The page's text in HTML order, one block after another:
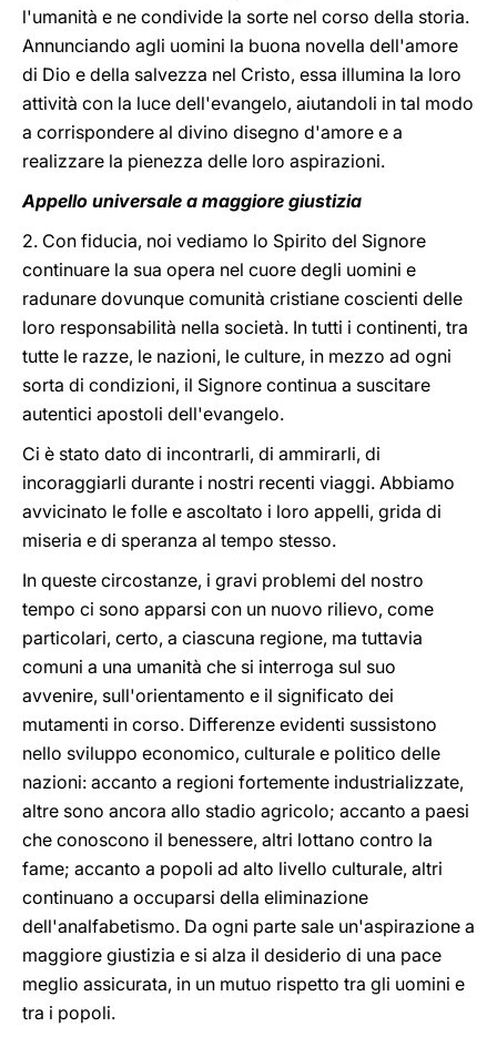
l'umanità e ne condivide la sorte nel corso della storia.
Annunciando agli uomini la buona novella dell'amore
di Dio e della salvezza nel Cristo, essa illumina la loro
attività con la luce dell'evangelo, aiutandoli in tal modo
a corrispondere al divino disegno d'amore e a
realizzare la pienezza delle loro aspirazioni.
Appello universale a maggiore giustizia
2. Con fiducia, noi vediamo lo Spirito del Signore
continuare la sua opera nel cuore degli uomini e
radunare dovunque comunità cristiane coscienti delle
loro responsabilità nella società. In tutti i continenti, tra
tutte le razze, le nazioni, le culture, in mezzo ad ogni
sorta di condizioni, il Signore continua a suscitare
autentici apostoli dell'evangelo.
Ci è stato dato di incontrarli, di ammirarli, di
incoraggiarli durante i nostri recenti viaggi. Abbiamo
avvicinato le folle e ascoltato i loro appelli, grida di
miseria e di speranza al tempo stesso.
In queste circostanze, i gravi problemi del nostro
tempo ci sono apparsi con un nuovo rilievo, come
particolari, certo, a ciascuna regione, ma tuttavia
comuni a una umanità che si interroga sul suo
avvenire, sull'orientamento e il significato dei
mutamenti in corso. Differenze evidenti sussistono
nello sviluppo economico, culturale e politico delle
nazioni: accanto a regioni fortemente industrializzate,
altre sono ancora allo stadio agricolo; accanto a paesi
che conoscono il benessere, altri lottano contro la
fame; accanto a popoli ad alto livello culturale, altri
continuano a occuparsi della eliminazione
dell'analfabetismo. Da ogni parte sale un'aspirazione a
maggiore giustizia e si alza il desiderio di una pace
meglio assicurata, in un mutuo rispetto tra gli uomini e
tra i popoli.